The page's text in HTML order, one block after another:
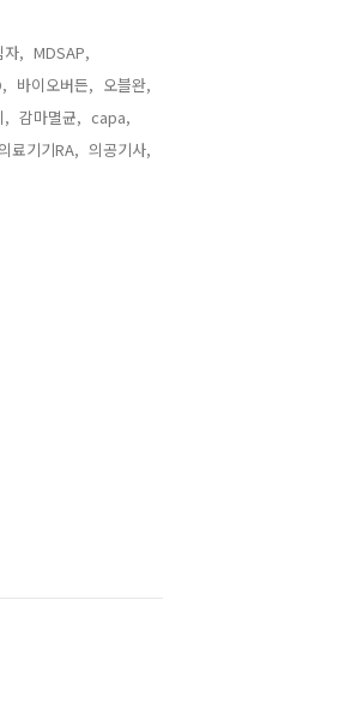
자, MDSAP,
바이오버든, 오블완,
, 감마멸균, capa,
료기기RA, 의공기사,